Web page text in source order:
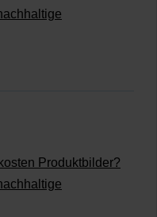
Produktbilder?